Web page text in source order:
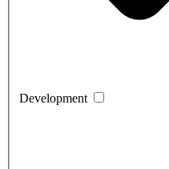
Development